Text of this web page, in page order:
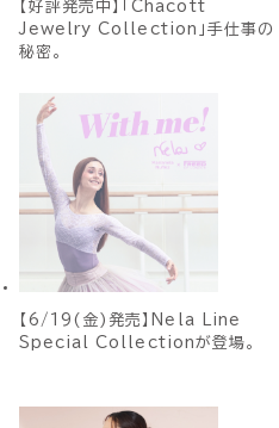
【好評発売中】「Chacott
Jewelry Collection」手仕事の
秘密。
【6/19(金)発売】Nela Line
Special Collectionが登場。